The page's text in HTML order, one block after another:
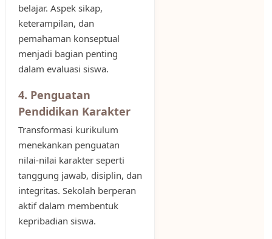
belajar. Aspek sikap,
keterampilan, dan
pemahaman konseptual
menjadi bagian penting
dalam evaluasi siswa.
4. Penguatan
Pendidikan Karakter
Transformasi kurikulum
menekankan penguatan
nilai-nilai karakter seperti
tanggung jawab, disiplin, dan
integritas. Sekolah berperan
aktif dalam membentuk
kepribadian siswa.